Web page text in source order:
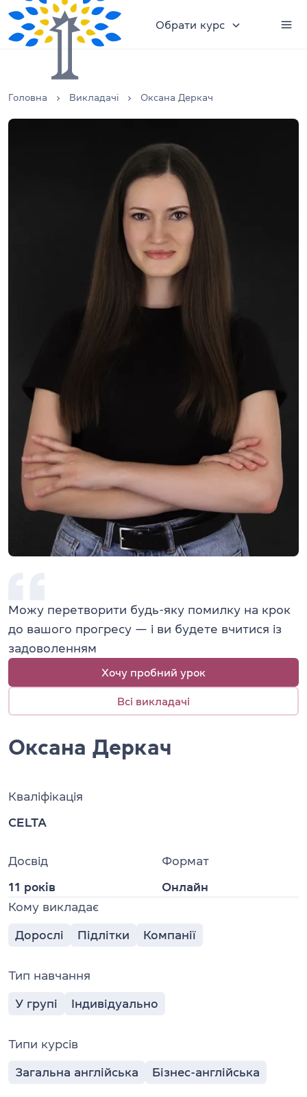
Обрати курс
Головна Викладачі Оксана Деркач
Можу перетворити будь-яку помилку на крок
до вашого прогресу — і ви будете вчитися із
задоволенням
Хочу пробний урок
Всі викладачі
Оксана Деркач
Кваліфікація
CELTA
Досвід
11 років
Формат
Онлайн
Кому викладає
Дорослі Підлітки Компанії
Тип навчання
У групі Індивідуально
Типи курсів
Загальна англійська Бізнес-англійська